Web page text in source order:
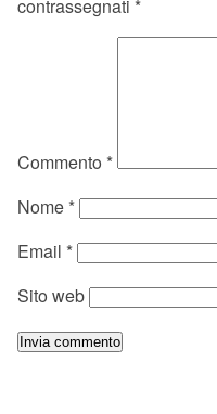
contrassegnati *
Commento *
Nome *
Email *
Sito web